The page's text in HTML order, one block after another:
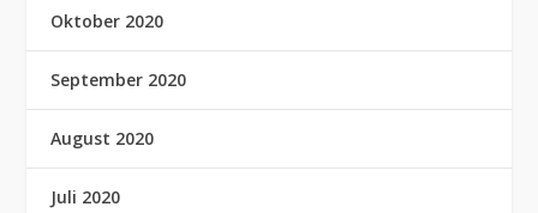
Oktober 2020
September 2020
August 2020
Juli 2020